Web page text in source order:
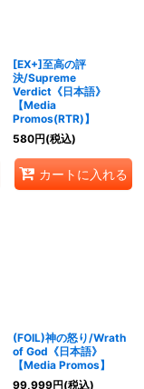
[EX+]至高の評
決/Supreme
Verdict《日本語》
【Media
Promos(RTR)】
580円(税込)
カートに入れる
(FOIL)神の怒り/Wrath
of God《日本語》
【Media Promos】
99,999円(税込)